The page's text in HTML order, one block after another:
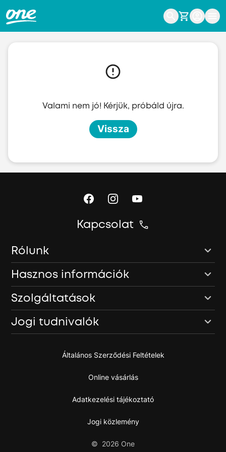
Valami nem jó! Kérjük, próbáld újra.
Vissza
Kapcsolat
Rólunk
Hasznos információk
Szolgáltatások
Jogi tudnivalók
Általános Szerződési Feltételek
Online vásárlás
Adatkezelési tájékoztató
Jogi közlemény
© 2026 One